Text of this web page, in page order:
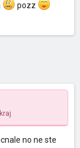
pozz
no ne ste